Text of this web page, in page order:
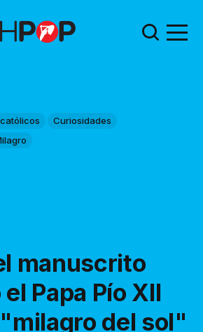
Curiosidades
manuscrito
Papa Pío XII
del sol"